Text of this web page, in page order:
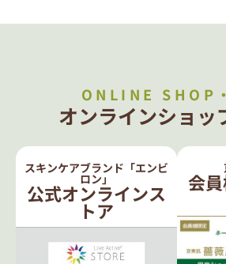
ONLINE SHOP
オンラインショッ
スキンケアブランド「エンビ
ロン」
公式オンラインス
トア
会